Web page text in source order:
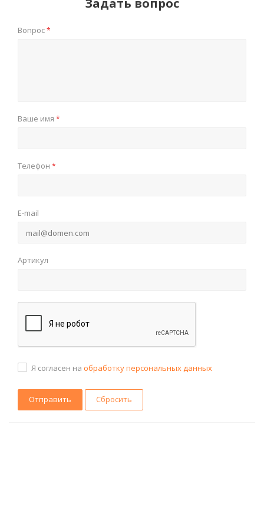
Вопрос*
Ваше имя *
Телефон *
E-mail
Артикул
Я согласен на обработку персональных данных
Сбросить